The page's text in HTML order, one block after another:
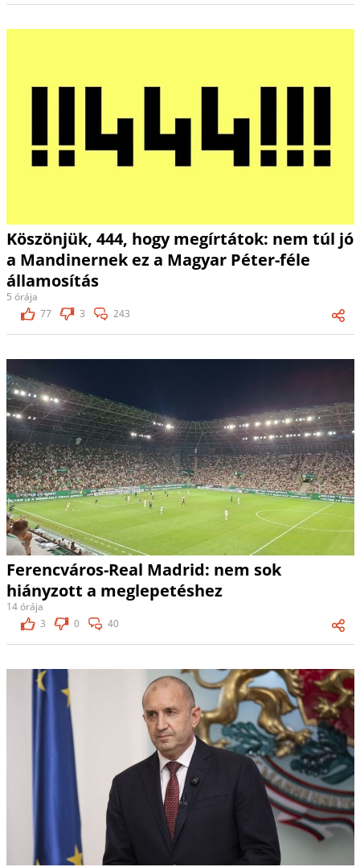
Köszönjük, 444, hogy megírtátok: nem túl jó
a Mandinernek ez a Magyar Péter-féle
államosítás
5 órája
77
3 243
Ferencváros-Real Madrid: nem sok
hiányzott a meglepetéshez
14 órája
3
0 40